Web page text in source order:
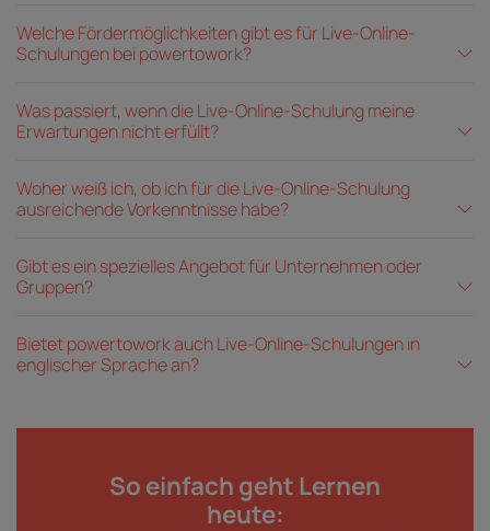
Welche Fördermöglichkeiten gibt es für Live-Online-
Schulungen bei powertowork?
Was passiert, wenn die Live-Online-Schulung meine
Erwartungen nicht erfüllt?
Woher weiß ich, ob ich für die Live-Online-Schulung
ausreichende Vorkenntnisse habe?
Gibt es ein spezielles Angebot für Unternehmen oder
Gruppen?
Bietet powertowork auch Live-Online-Schulungen in
englischer Sprache an?
So einfach geht Lernen
heute: